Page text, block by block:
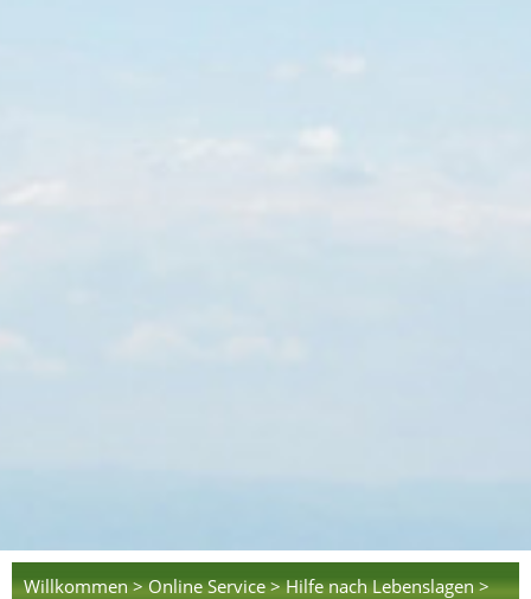
Willkommen > Online Service > Hilfe nach Lebenslagen >